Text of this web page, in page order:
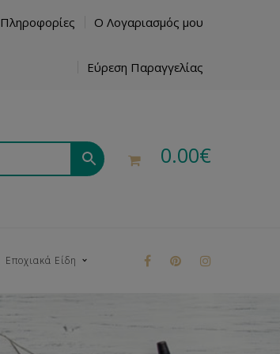
Πληροφορίες Ο Λογαριασμός μου
Εύρεση Παραγγελίας
0.00€
Εποχιακά Είδη